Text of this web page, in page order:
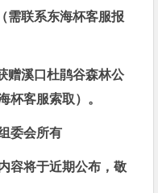
需联系东海杯客服报
赠溪口杜鹃谷森林公
杯客服索取）。
委会所有
容将于近期公布，敬